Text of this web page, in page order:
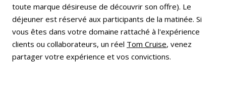
toute marque désireuse de découvrir son offre). Le
déjeuner est réservé aux participants de la matinée. Si
vous êtes dans votre domaine rattaché à l'expérience
clients ou collaborateurs, un réel Tom Cruise, venez
partager votre expérience et vos convictions.